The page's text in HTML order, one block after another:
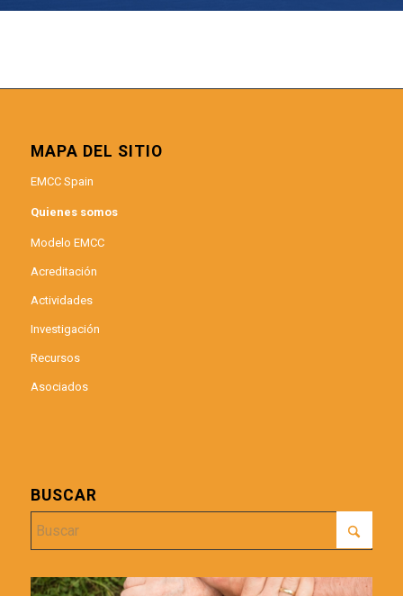
MAPA DEL SITIO
EMCC Spain
Quienes somos
Modelo EMCC
Acreditación
Actividades
Investigación
Recursos
Asociados
BUSCAR